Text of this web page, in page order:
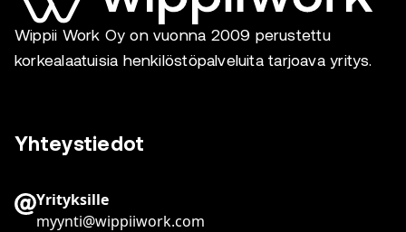
Wippii Work Oy on vuonna 2009 perustettu
korkealaatuisia henkilöstöpalveluita tarjoava yritys.
Yhteystiedot
Yrityksille
myynti@wippiiwork.com